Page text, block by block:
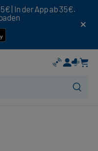
| In der App ab 35€.